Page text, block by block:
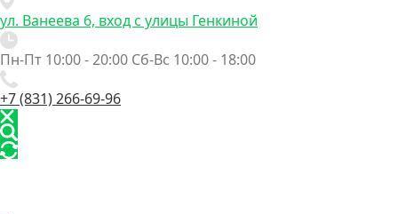
ул. Ванеева 6, вход с улицы Генкиной
Пн-Пт 10:00 - 20:00 Сб-Вс 10:00 - 18:00
+7 (831) 266-69-96